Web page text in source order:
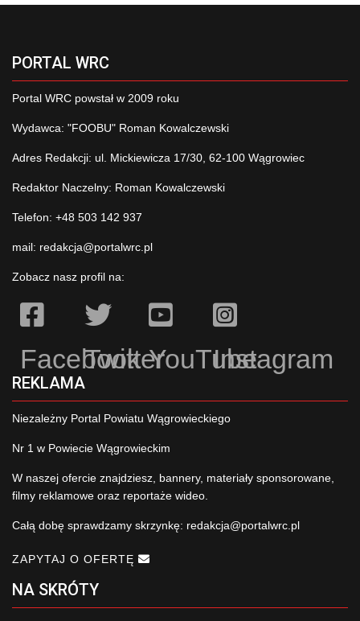
PORTAL WRC
Portal WRC powstał w 2009 roku
Wydawca: "FOOBU" Roman Kowalczewski
Adres Redakcji: ul. Mickiewicza 17/30, 62-100 Wągrowiec
Redaktor Naczelny: Roman Kowalczewski
Telefon: +48 503 142 937
mail: redakcja@portalwrc.pl
Zobacz nasz profil na:
Facebook
TwitterYouTubeInstagram
REKLAMA
Niezależny Portal Powiatu Wągrowieckiego
Nr 1 w Powiecie Wągrowieckim
W naszej ofercie znajdziesz, bannery, materiały sponsorowane,
filmy reklamowe oraz reportaże wideo.
Całą dobę sprawdzamy skrzynkę: redakcja@portalwrc.pl
ZAPYTAJ O OFERTĘ
NA SKRÓTY